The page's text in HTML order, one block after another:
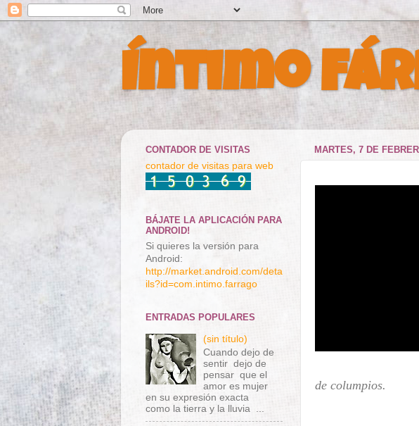
Íntimo
MARTES, 7 DE
de columpios.
CONTADOR DE VISITAS
contador de visitas para web
BÁJATE LA APLICACIÓN PARA
ANDROID!
Si quieres la versión para
Android:
http://market.android.com/deta
ils?id=com.intimo.farrago
ENTRADAS POPULARES
(sin título)
Cuando dejo de
sentir dejo de
pensar que el
amor es mujer
en su expresión exacta
como la tierra y la lluvia ...